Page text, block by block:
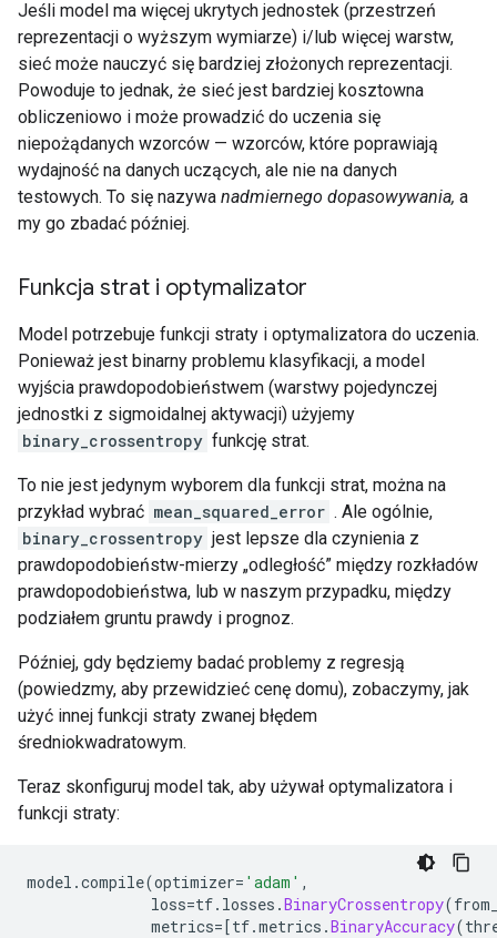
Jeśli model ma więcej ukrytych jednostek (przestrzeń
reprezentacji o wyższym wymiarze) i/lub więcej warstw,
sieć może nauczyć się bardziej złożonych reprezentacji.
Powoduje to jednak, że sieć jest bardziej kosztowna
obliczeniowo i może prowadzić do uczenia się
niepożądanych wzorców — wzorców, które poprawiają
wydajność na danych uczących, ale nie na danych
testowych. To się nazywa nadmiernego dopasowywania, a
my go zbadać później.
Funkcja strat i optymalizator
Model potrzebuje funkcji straty i optymalizatora do uczenia.
Ponieważ jest binarny problemu klasyfikacji, a model
wyjścia prawdopodobieństwem (warstwy pojedynczej
jednostki z sigmoidalnej aktywacji) użyjemy
binary_crossentropy funkcję strat.
To nie jest jedynym wyborem dla funkcji strat, można na
przykład wybrać mean_squared_error . Ale ogólnie,
binary_crossentropy jest lepsze dla czynienia z
prawdopodobieństw-mierzy „odległość” między rozkładów
prawdopodobieństwa, lub w naszym przypadku, między
podziałem gruntu prawdy i prognoz.
Później, gdy będziemy badać problemy z regresją
(powiedzmy, aby przewidzieć cenę domu), zobaczymy, jak
użyć innej funkcji straty zwanej błędem
średniokwadratowym.
Teraz skonfiguruj model tak, aby używał optymalizatora i
funkcji straty:
model .compile(optimizer= 'adam' ,
loss=tf. losses .BinaryCrossentropy(
metrics=[tf.metrics .BinaryAccuracy(